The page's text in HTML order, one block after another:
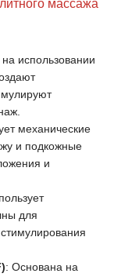
массажа
использовании
механические
и подкожные
и
для
: Основана на